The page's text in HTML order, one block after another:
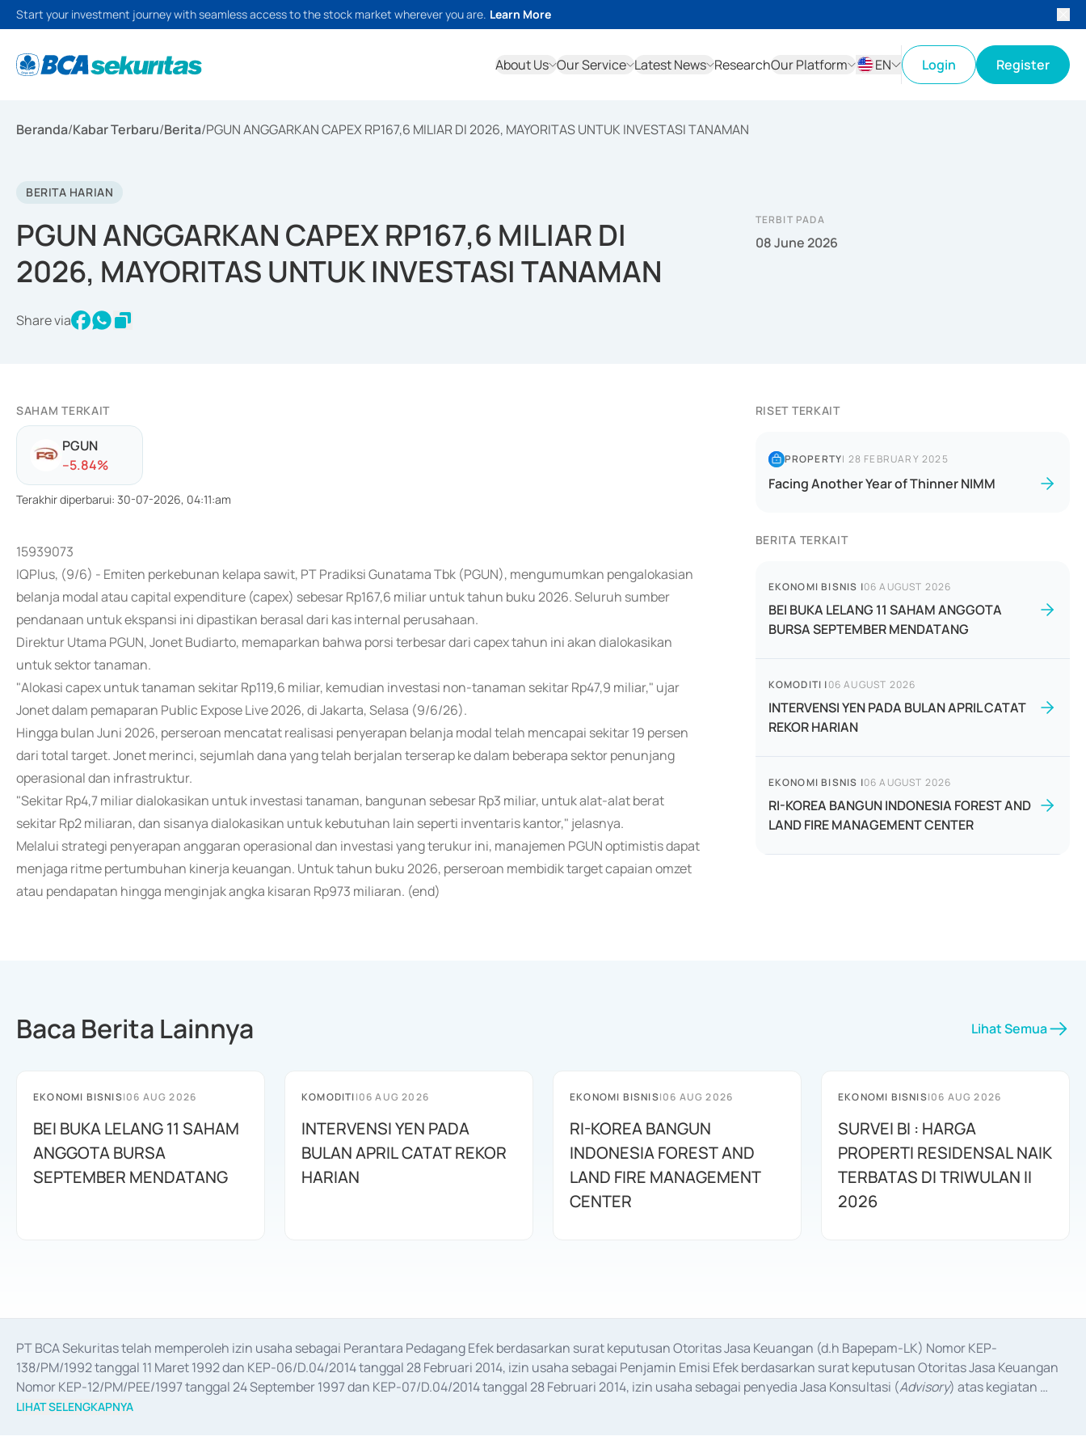
Start your investment journey with seamless access to the stock market wherever you are. Learn More
About Us Our Service Latest News ResearchOur Platform
EN
Login Register
Beranda/Kabar Terbaru/Berita/PGUN ANGGARKAN CAPEX RP167,6 MILIAR DI 2026, MAYORITAS UNTUK INVESTASI TANAMAN
BERITA HARIAN
PGUN ANGGARKAN CAPEX RP167,6 MILIAR DI
2026, MAYORITAS UNTUK INVESTASI TANAMAN
Share via
TERBIT PADA
08 June 2026
SAHAM TERKAIT
PGUN
--5.84%
Terakhir diperbarui: 30-07-2026, 04:11:am
15939073
IQPlus, (9/6) - Emiten perkebunan kelapa sawit, PT Pradiksi Gunatama Tbk (PGUN), mengumumkan pengalokasian
belanja modal atau capital expenditure (capex) sebesar Rp167,6 miliar untuk tahun buku 2026. Seluruh sumber
pendanaan untuk ekspansi ini dipastikan berasal dari kas internal perusahaan.
Direktur Utama PGUN, Jonet Budiarto, memaparkan bahwa porsi terbesar dari capex tahun ini akan dialokasikan
untuk sektor tanaman.
"Alokasi capex untuk tanaman sekitar Rp119,6 miliar, kemudian investasi non-tanaman sekitar Rp47,9 miliar," ujar
Jonet dalam pemaparan Public Expose Live 2026, di Jakarta, Selasa (9/6/26).
Hingga bulan Juni 2026, perseroan mencatat realisasi penyerapan belanja modal telah mencapai sekitar 19 persen
dari total target. Jonet merinci, sejumlah dana yang telah berjalan terserap ke dalam beberapa sektor penunjang
operasional dan infrastruktur.
"Sekitar Rp4,7 miliar dialokasikan untuk investasi tanaman, bangunan sebesar Rp3 miliar, untuk alat-alat berat
sekitar Rp2 miliaran, dan sisanya dialokasikan untuk kebutuhan lain seperti inventaris kantor," jelasnya.
Melalui strategi penyerapan anggaran operasional dan investasi yang terukur ini, manajemen PGUN optimistis dapat
menjaga ritme pertumbuhan kinerja keuangan. Untuk tahun buku 2026, perseroan membidik target capaian omzet
atau pendapatan hingga menginjak angka kisaran Rp973 miliaran. (end)
RISET TERKAIT
PROPERTY| 28 FEBRUARY 2025
Facing Another Year of Thinner NIMM
BERITA TERKAIT
EKONOMI BISNIS |06 AUGUST 2026
BEI BUKA LELANG 11 SAHAM ANGGOTA
BURSA SEPTEMBER MENDATANG
KOMODITI |06 AUGUST 2026
INTERVENSI YEN PADA BULAN APRIL CATAT
REKOR HARIAN
EKONOMI BISNIS |06 AUGUST 2026
RI-KOREA BANGUN INDONESIA FOREST AND
LAND FIRE MANAGEMENT CENTER
Baca Berita Lainnya Lihat Semua
EKONOMI BISNIS|06 AUG 2026
BEI BUKA LELANG 11 SAHAM
ANGGOTA BURSA
SEPTEMBER MENDATANG
KOMODITI|06 AUG 2026
INTERVENSI YEN PADA
BULAN APRIL CATAT REKOR
HARIAN
EKONOMI BISNIS|06 AUG 2026
RI-KOREA BANGUN
INDONESIA FOREST AND
LAND FIRE MANAGEMENT
CENTER
EKONOMI BISNIS|06 AUG 2026
SURVEI BI : HARGA
PROPERTI RESIDENSAL NAIK
TERBATAS DI TRIWULAN II
2026
PT BCA Sekuritas telah memperoleh izin usaha sebagai Perantara Pedagang Efek berdasarkan surat keputusan Otoritas Jasa Keuangan (d.h Bapepam-LK) Nomor KEP-
138/PM/1992 tanggal 11 Maret 1992 dan KEP-06/D.04/2014 tanggal 28 Februari 2014, izin usaha sebagai Penjamin Emisi Efek berdasarkan surat keputusan Otoritas Jasa Keuangan
Nomor KEP-12/PM/PEE/1997 tanggal 24 September 1997 dan KEP-07/D.04/2014 tanggal 28 Februari 2014, izin usaha sebagai penyedia Jasa Konsultasi (Advisory) atas kegiatan
merger, akuisisi, divestasi, dan
LIHAT SELENGKAPNYA